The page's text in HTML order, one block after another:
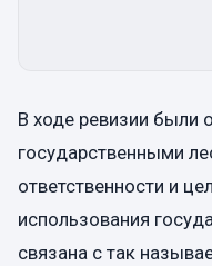
В ходе ревизии были
государственными
ответственности и
использования
связана с так